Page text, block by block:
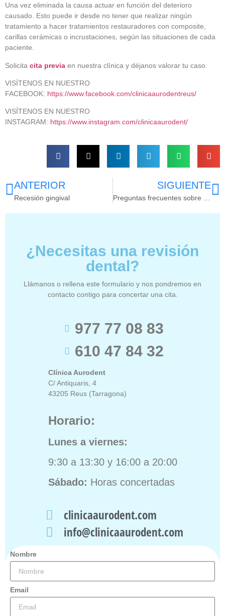
Una vez eliminada la causa actuar en función del deterioro
causado. Esto puede ir desde no tener que realizar ningún
tratamiento a hacer tratamientos restauradores con composite,
carillas cerámicas o incrustaciones, según las situaciones de cada
paciente.
Solicita cita previa en nuestra clínica y déjanos valorar tu caso.
VISÍTENOS EN NUESTRO
FACEBOOK: https://www.facebook.com/clinicaaurodentreus/
VISÍTENOS EN NUESTRO
INSTAGRAM: https://www.instagram.com/clinicaaurodent/
ANTERIOR
Recesión gingival
SIGUIENTE
¿Necesitas una revisión
dental?
Llámanos o rellena este formulario y nos pondremos en
contacto contigo para concertar una cita.
977 77 08 83
610 47 84 32
Clínica Aurodent
C/ Antiquaris, 4
43205 Reus (Tarragona)
Horario:
Lunes a viernes:
9:30 a 13:30 y 16:00 a 20:00
Sábado: Horas concertadas
clinicaaurodent.com
info@clinicaaurodent.com
Nombre
Email